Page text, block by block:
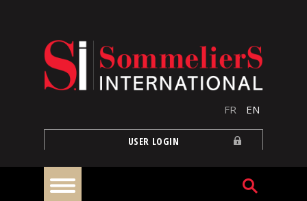
FR EN
USER LOGIN